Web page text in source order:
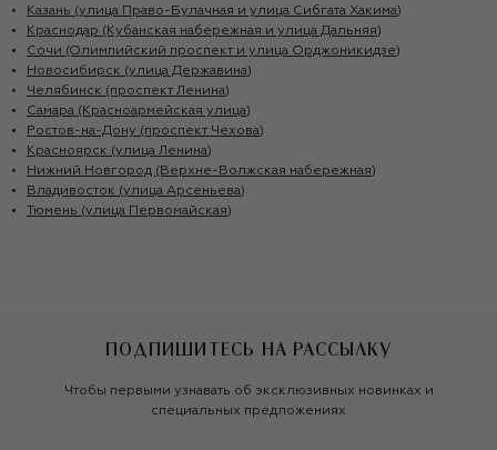
Казань (улица Право-Булачная и улица Сибгата Хакима)
Краснодар (Кубанская набережная и улица Дальняя)
Сочи (Олимпийский проспект и улица Орджоникидзе)
Новосибирск (улица Державина)
Челябинск (проспект Ленина)
Самара (Красноармейская улица)
Ростов-на-Дону (проспект Чехова)
Красноярск (улица Ленина)
Нижний Новгород (Верхне-Волжская набережная)
Владивосток (улица Арсеньева)
Тюмень (улица Первомайская)
ПОДПИШИТЕСЬ НА РАССЫЛКУ
Чтобы первыми узнавать об эксклюзивных новинках и
специальных предложениях